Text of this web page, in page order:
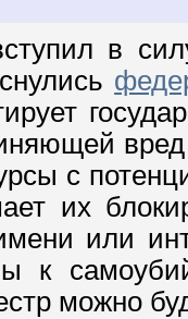
в
с
их
или
к
можно